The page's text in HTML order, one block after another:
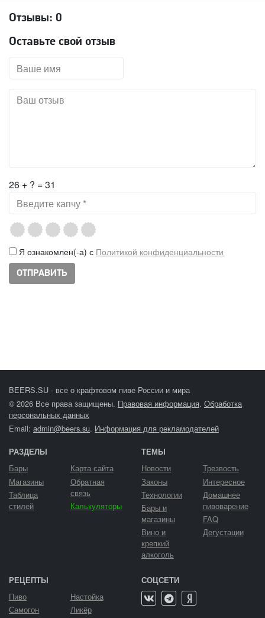
Отзывы: 0
Оставьте свой отзыв
26 + ? = 31
Я ознакомлен(-а) с Политикой конфиденциальности
BEERS.SU - все о крафтовом пиве России и мира
© 2026 Все права защищены. Правовая информация. Обработка
персональных данных
Email: admin@beers.su. Информация для рекламодателей
РАЗДЕЛЫ
Бары
Магазины
Таблица
стилей
Карта сайта
Обратная
связь
Калькуляторы
ТЕМЫ
Новости
Законы
Технологии
Бары и
магазины
Вино и
крепкий
алкоголь
Трезвость
Интересное
Домашнее
пивоварение
FAQ
Дегустации
РЕЦЕПТЫ
Пиво
Самогон
Настойка
Ликёр
СОЦСЕТИ